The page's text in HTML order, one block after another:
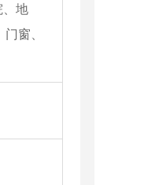
、地
窗、